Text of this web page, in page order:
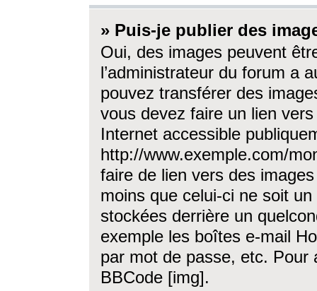
» Puis-je publier des
Oui, des images peuvent
l’administrateur du forum a
pouvez transférer des
vous devez faire un lien
Internet accessible
http://www.exemple.com/
faire de lien vers des
moins que celui-ci ne soit
stockées derrière un
exemple les boîtes e-mail
par mot de passe, etc. Pour
BBCode [img].